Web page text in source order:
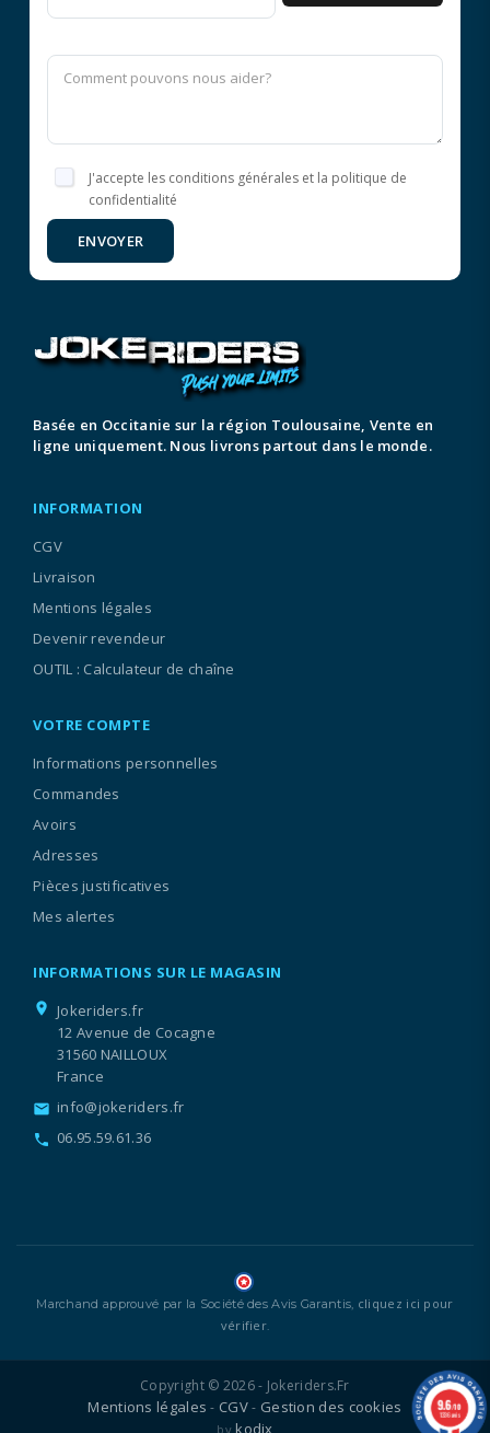
J'accepte les conditions générales et la politique de
confidentialité
ENVOYER
Basée en Occitanie sur la région Toulousaine, Vente en
ligne uniquement. Nous livrons partout dans le monde.
INFORMATION
CGV
Livraison
Mentions légales
Devenir revendeur
OUTIL : Calculateur de chaîne
VOTRE COMPTE
Informations personnelles
Commandes
Avoirs
Adresses
Pièces justificatives
Mes alertes
INFORMATIONS SUR LE MAGASIN
location_on
Jokeriders.fr
12 Avenue de Cocagne
31560 NAILLOUX
France
email info@jokeriders.fr
call 06.95.59.61.36
Marchand approuvé par la Société des Avis Garantis, cliquez ici pour
vérifier.
Copyright © 2026 - Jokeriders.fr
Mentions légales - CGV- Gestion des cookies
by kodix
9.6/10
1336 avis